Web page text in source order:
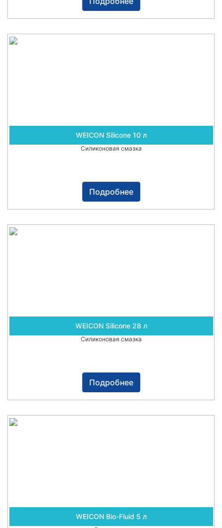
WEICON Silicone 10 л
Силиконовая смазка
Подробнее
WEICON Silicone 28 л
Силиконовая смазка
Подробнее
WEICON Bio-Fluid 5 л